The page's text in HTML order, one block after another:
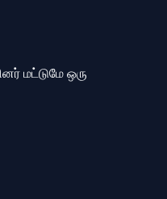
மட்டுமே ஒரு